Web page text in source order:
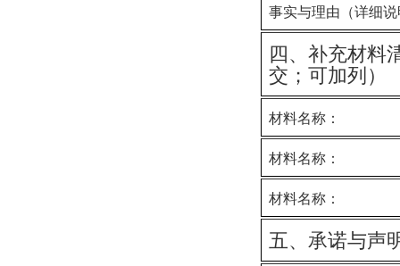
事实与理由（详细
四、 补充材料
交；可加列 ）
材料名称：
材料名称：
材料名称：
五、承诺与声